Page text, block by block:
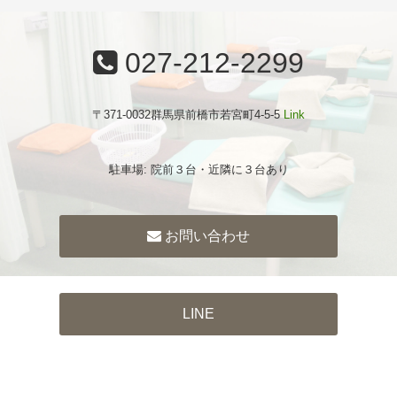
027-212-2299
〒371-0032群馬県前橋市若宮町4-5-5Link
駐車場: 院前３台・近隣に３台あり
お問い合わせ
LINE